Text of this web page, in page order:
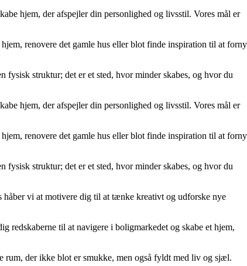
hjem, der afspejler din personlighed og livsstil. Vores mål er
renovere det gamle hus eller blot finde inspiration til at forny
fysisk struktur; det er et sted, hvor minder skabes, og hvor du
hjem, der afspejler din personlighed og livsstil. Vores mål er
renovere det gamle hus eller blot finde inspiration til at forny
fysisk struktur; det er et sted, hvor minder skabes, og hvor du
vi at motivere dig til at tænke kreativt og udforske nye
redskaberne til at navigere i boligmarkedet og skabe et hjem,
rum, der ikke blot er smukke, men også fyldt med liv og sjæl.